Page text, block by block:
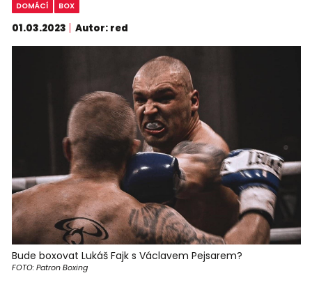
DOMÁCÍ BOX
01.03.2023 Autor: red
Bude boxovat Lukáš Fajk s Václavem Pejsarem?
FOTO: Patron Boxing